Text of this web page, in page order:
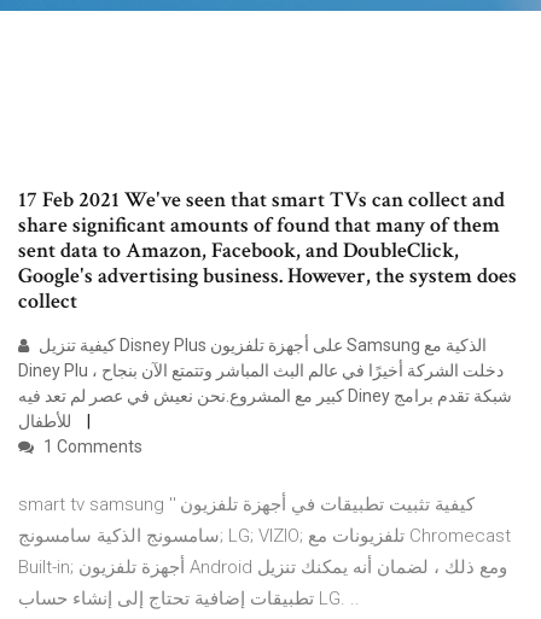
17 Feb 2021 We've seen that smart TVs can collect and
share significant amounts of found that many of them
sent data to Amazon, Facebook, and DoubleClick,
Google's advertising business. However, the system does
collect
Diney Plu ، دخلت الشركة أخيرًا في عالم البث المباشر وتتمتع الآن بنجاح
كبير مع المشروع.نحن نعيش في عصر لم تعد فيه Diney شبكة تقدم برامج
1 Comments
smart tv samsung كيفية تثبيت تطبيقات في أجهزة تلفزيون ''
سامسونج الذكية سامسونج; LG; VIZIO; تلفزيونات مع Chromecast
Built-in; أجهزة تلفزيون Android ومع ذلك ، لضمان أنه يمكنك تنزيل
تطبيقات إضافية تحتاج إلى إنشاء حساب LG. ..